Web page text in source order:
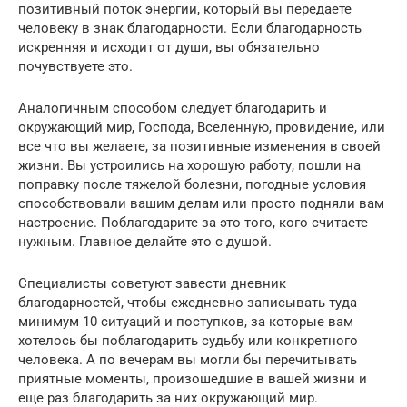
позитивный поток энергии, который вы передаете
человеку в знак благодарности. Если благодарность
искренняя и исходит от души, вы обязательно
почувствуете это.
Аналогичным способом следует благодарить и
окружающий мир, Господа, Вселенную, провидение, или
все что вы желаете, за позитивные изменения в своей
жизни. Вы устроились на хорошую работу, пошли на
поправку после тяжелой болезни, погодные условия
способствовали вашим делам или просто подняли вам
настроение. Поблагодарите за это того, кого считаете
нужным. Главное делайте это с душой.
Специалисты советуют завести дневник
благодарностей, чтобы ежедневно записывать туда
минимум 10 ситуаций и поступков, за которые вам
хотелось бы поблагодарить судьбу или конкретного
человека. А по вечерам вы могли бы перечитывать
приятные моменты, произошедшие в вашей жизни и
еще раз благодарить за них окружающий мир.